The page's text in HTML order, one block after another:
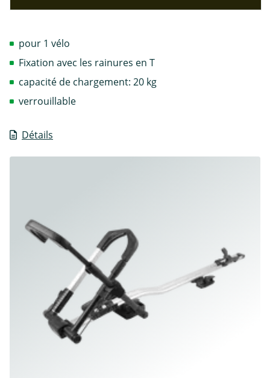
Détails
pour 1 vélo
Fixation avec les rainures en T
capacité de chargement: 20 kg
verrouillable